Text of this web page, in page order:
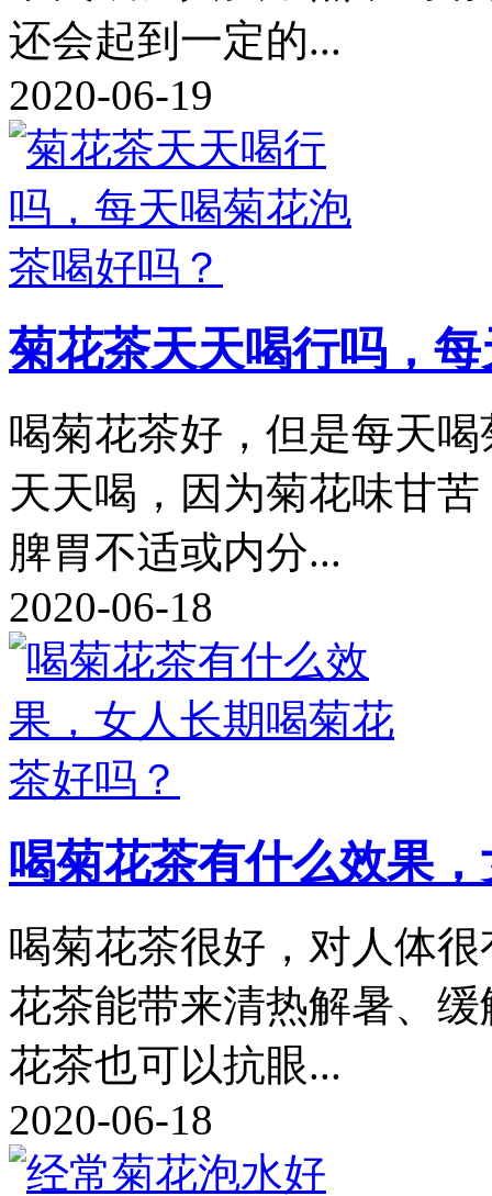
还会起到一定的...
2020-06-19
菊花茶天天喝行吗，
喝菊花茶好，但是每天
天天喝，因为菊花味甘
脾胃不适或内分...
2020-06-18
喝菊花茶有什么效果
喝菊花茶很好，对人体
花茶能带来清热解暑、
花茶也可以抗眼...
2020-06-18